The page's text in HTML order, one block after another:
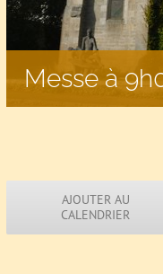
Messe à
AJOUTER AU
CALENDRIER